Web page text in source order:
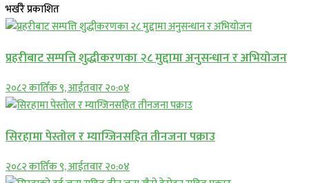
भर्खरै प्रकाशित
प्रहरीबाट सम्पत्ति शुद्धीकरणका २८ मुद्दामा अनुसन्धान र अभियोजन
२०८२ कार्तिक ९, आईतवार २०:०४
सिरहामा पेस्तोल र म्याग्जिनसहित तीनजना पक्राउ
२०८२ कार्तिक ९, आईतवार २०:०४